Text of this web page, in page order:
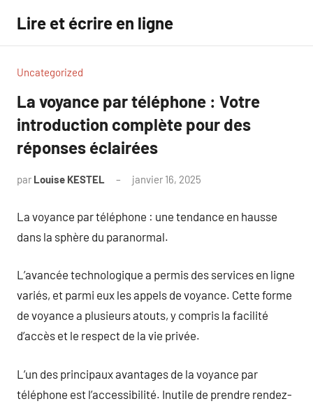
contenu
Lire et écrire en ligne
Uncategorized
La voyance par téléphone : Votre
introduction complète pour des
réponses éclairées
par Louise KESTEL janvier 16, 2025
La voyance par téléphone : une tendance en hausse
dans la sphère du paranormal.
L’avancée technologique a permis des services en ligne
variés, et parmi eux les appels de voyance. Cette forme
de voyance a plusieurs atouts, y compris la facilité
d’accès et le respect de la vie privée.
L’un des principaux avantages de la voyance par
téléphone est l’accessibilité. Inutile de prendre rendez-